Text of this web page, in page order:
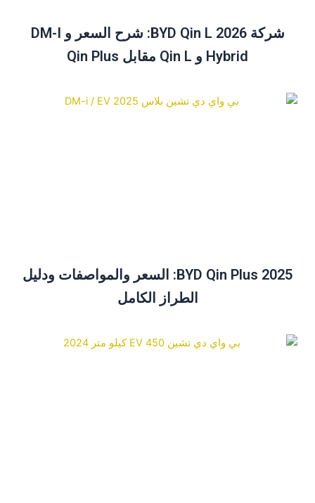
شركة BYD Qin L 2026: شرح السعر و DM-I
Hybrid و Qin L مقابل Qin Plus
BYD Qin Plus 2025: السعر والمواصفات ودليل
الطراز الكامل